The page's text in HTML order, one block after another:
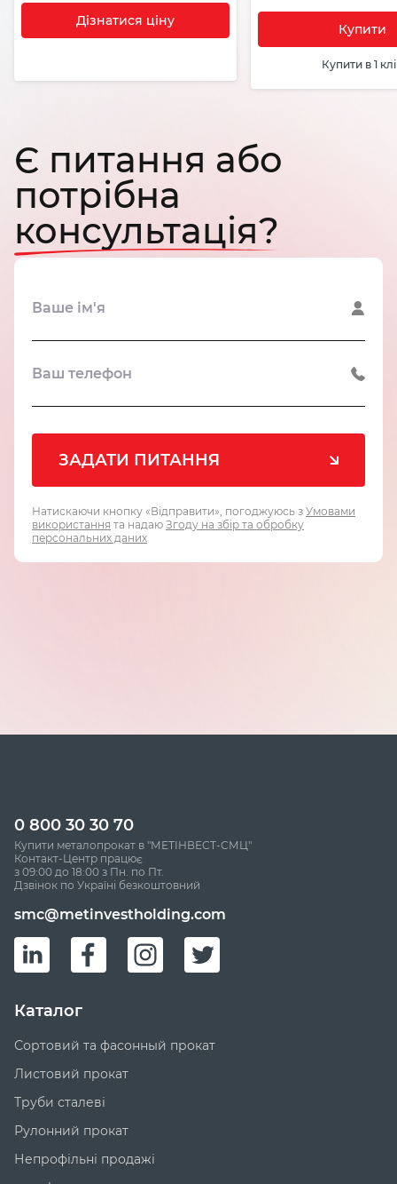
Дізнатися ціну
Купити
Купити в 1
Є питання або
потрібна
консультація?
ЗАДАТИ ПИТАННЯ
Натискаючи кнопку «Відправити», погоджуюсь з Умовами
використання та надаю Згоду на збір та обробку
персональних даних
0 800 30 30 70
Купити металопрокат в "МЕТІНВЕСТ-СМЦ"
Контакт-Центр працює
з 09:00 до 18:00 з Пн. по Пт.
Дзвінок по Україні безкоштовний
smc@metinvestholding.com
Каталог
Сортовий та фасонный прокат
Листовий прокат
Труби сталеві
Рулонний прокат
Непрофільні продажі